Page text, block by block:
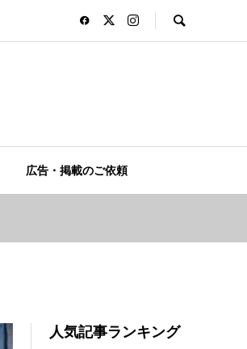
広告・掲載のご依頼
人気記事ランキング